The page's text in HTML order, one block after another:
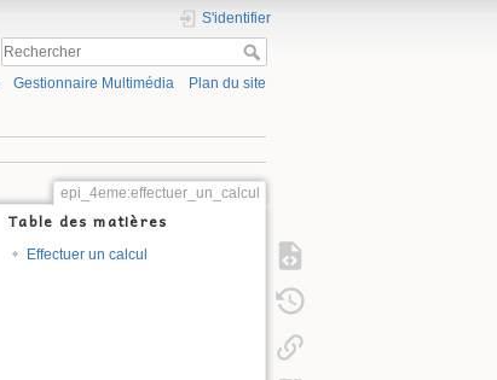
S'identifier
Gestionnaire Multimédia Plan du site
epi_4eme:effectuer_un_calcul
Table des matières
Effectuer un calcul